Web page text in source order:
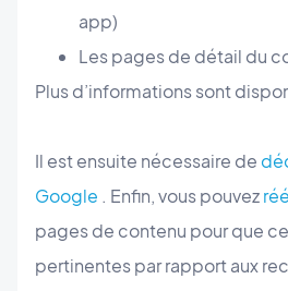
app)
Les pages de détail du
Plus d’informations sont
Il est ensuite nécessaire de
Google . Enfin, vous pouvez
pages de contenu pour que
pertinentes par rapport aux